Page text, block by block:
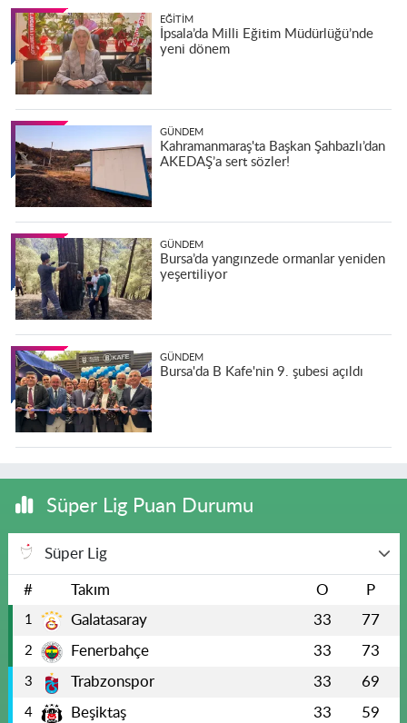
EĞITIM
İpsala’da Milli Eğitim Müdürlüğü’nde
yeni dönem
GÜNDEM
Kahramanmaraş'ta Başkan Şahbazlı’dan
AKEDAŞ’a sert sözler!
GÜNDEM
Bursa’da yangınzede ormanlar yeniden
yeşertiliyor
GÜNDEM
Bursa'da B Kafe'nin 9. şubesi açıldı
Süper Lig Puan Durumu
Süper Lig
# Takım O P
1 Galatasaray 33 77
2 Fenerbahçe 33 73
3 Trabzonspor 33 69
4 Beşiktaş 33 59